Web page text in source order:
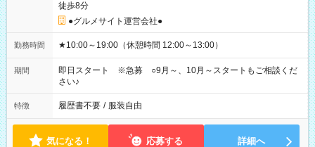
徒歩8分
●グルメサイト運営会社●
勤務時間 ★10:00～19:00（休憩時間 12:00～13:00）
期間
即日スタート ※急募 ○9月～、10月～スタートもご相談くだ
さい♪
特徴 履歴書不要 / 服装自由
気になる！ 応募する 詳細へ